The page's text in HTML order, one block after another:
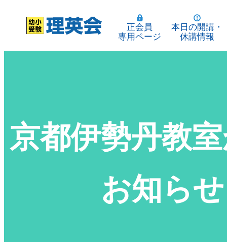
正会員
専用ページ
本日の開講・
休講情報
京都伊勢丹教
お知らせ